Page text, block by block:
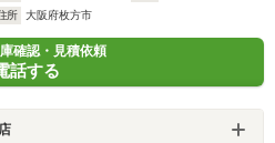
所
大阪府枚方市
確認・見積依頼
話する